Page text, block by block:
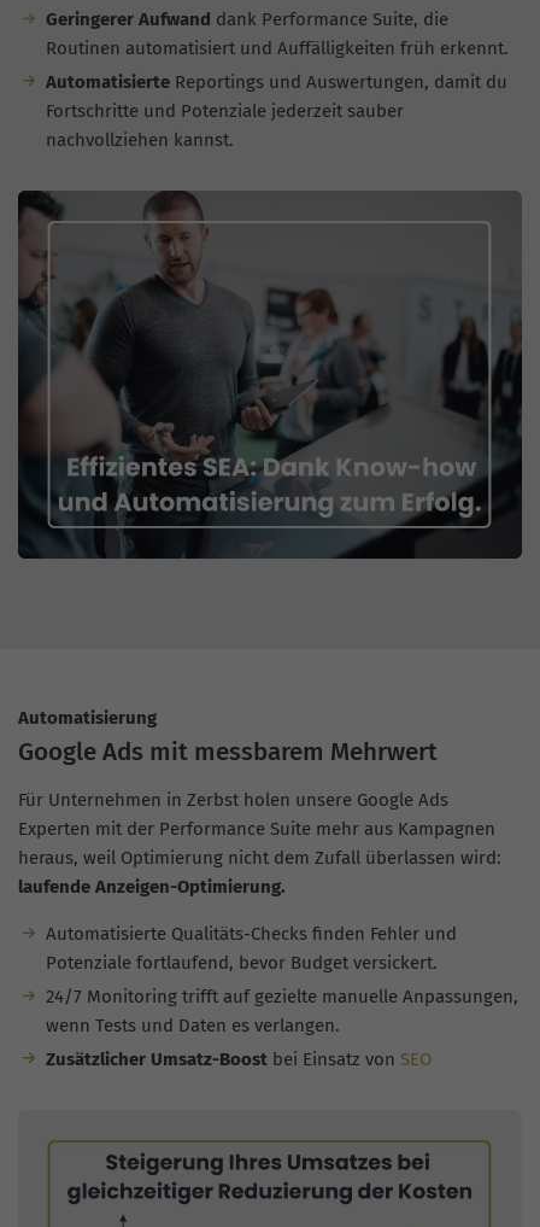
Geringerer Aufwand dank Performance Suite, die
Routinen automatisiert und Auffälligkeiten früh erkennt.
AutomatisierteReportings und Auswertungen, damit du
Fortschritte und Potenziale jederzeit sauber
nachvollziehen kannst.
Automatisierung
Google Ads mit messbarem Mehrwert
Für Unternehmen in Zerbst holen unsere Google Ads
Experten mit der Performance Suite mehr aus Kampagnen
heraus, weil Optimierung nicht dem Zufall überlassen wird:
laufende Anzeigen-Optimierung.
Automatisierte Qualitäts-Checks finden Fehler und
Potenziale fortlaufend, bevor Budget versickert.
24/7 Monitoring trifft auf gezielte manuelle Anpassungen,
wenn Tests und Daten es verlangen.
Zusätzlicher Umsatz-Boostbei Einsatz von SEO